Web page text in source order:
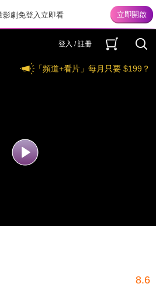
劇免登入立即看
登入 / 註冊
「頻道+看片」每月只要 $199？
8.6